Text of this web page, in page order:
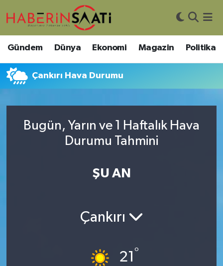
Gündem Dünya Ekonomi Magazin Politika
Çankırı Hava Durumu
Bugün, Yarın ve 1 Haftalık Hava
Durumu Tahmini
ŞU AN
Çankırı
21 °
Asayiş
Bilim ve Teknoloji
Çevre
Nöbetçi Eczaneler
Hava Durumu
Trafik Durumu
Tüm Manşetler